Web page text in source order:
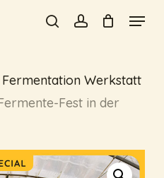
searchaccount
Menu
Fermentation Werkstatt
Fest in der
Adresse wird nicht
*